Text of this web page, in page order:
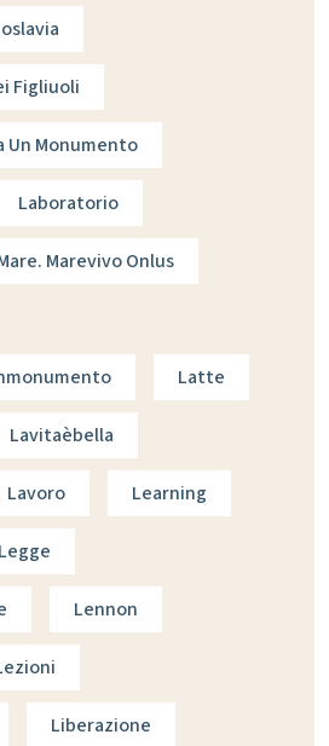
Figliuoli
Un Monumento
Laboratorio
Marevivo Onlus
Latte
Lavitaèbella
Lavoro Learning
Legge
Lennon
Liberazione